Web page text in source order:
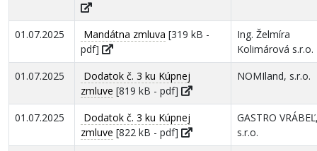
01.07.2025 Mandátna zmluva [319 kB -
pdf]
Ing. Želmíra
Kolimárová s.r.o.
01.07.2025
Dodatok č. 3 ku Kúpnej
zmluve [819 kB - pdf]
NOMIland, s.r.o.
01.07.2025
Dodatok č. 3 ku Kúpnej
zmluve [822 kB - pdf]
GASTRO
s.r.o.